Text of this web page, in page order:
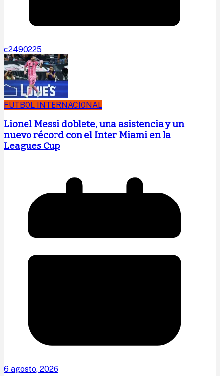
c2490225
FUTBOL INTERNACIONAL
Lionel Messi doblete, una asistencia y un
nuevo récord con el Inter Miami en la
Leagues Cup
6 agosto, 2026